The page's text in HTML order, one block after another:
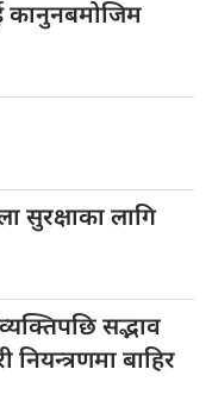
कानुनबमोजिम
सुरक्षाका लागि
सद्भाव
बाहिर